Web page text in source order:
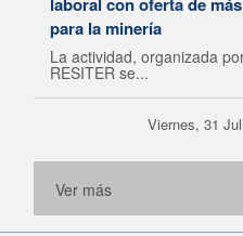
para la minería
La actividad, organizada
RESITER se...
Viernes, 31
Ver más